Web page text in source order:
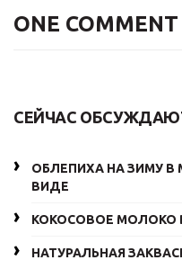
ONE COMMENT
СЕЙЧАС
ОБЛЕПИХА НА ЗИМУ
ВИДЕ
КОКОСОВОЕ МОЛОКО
НАТУРАЛЬНАЯ